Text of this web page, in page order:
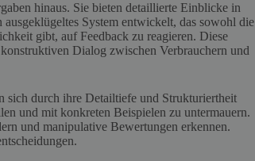
hinaus. Sie bieten detaillierte Einblicke in
System entwickelt, das sowohl die
gibt, auf Feedback zu reagieren. Diese
Dialog zwischen Verbrauchern und
sich durch ihre Detailtiefe und Strukturiertheit
und mit konkreten Beispielen zu untermauern.
und manipulative Bewertungen erkennen.